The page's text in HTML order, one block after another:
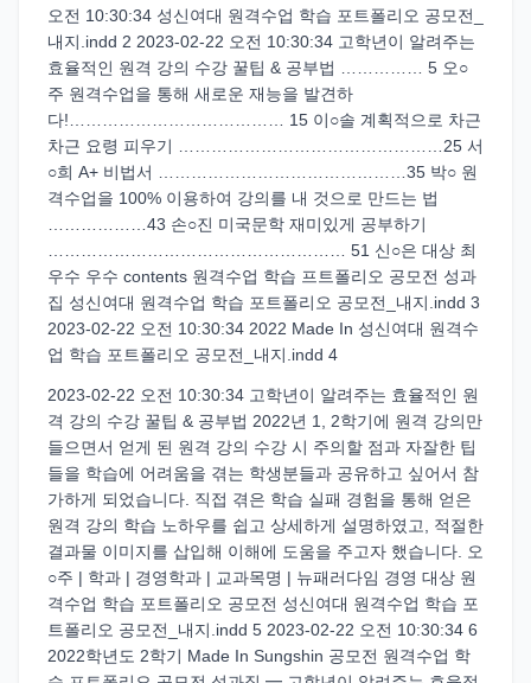
오전 10:30:34 성신여대 원격수업 학습 포트폴리오 공모전_
내지.indd 2 2023-02-22 오전 10:30:34 고학년이 알려주는
효율적인 원격 강의 수강 꿀팁 & 공부법 …………… 5 오○
주 원격수업을 통해 새로운 재능을 발견하
다!………………………………… 15 이○솔 계획적으로 차근
차근 요령 피우기 …………………………………………25 서
○희 A+ 비법서 ………………………………………35 박○ 원
격수업을 100% 이용하여 강의를 내 것으로 만드는 법
………………43 손○진 미국문학 재미있게 공부하기
……………………………………………… 51 신○은 대상 최
우수 우수 contents 원격수업 학습 프트폴리오 공모전 성과
집 성신여대 원격수업 학습 포트폴리오 공모전_내지.indd 3
2023-02-22 오전 10:30:34 2022 Made In 성신여대 원격수
업 학습 포트폴리오 공모전_내지.indd 4
2023-02-22 오전 10:30:34 고학년이 알려주는 효율적인 원
격 강의 수강 꿀팁 & 공부법 2022년 1, 2학기에 원격 강의만
들으면서 얻게 된 원격 강의 수강 시 주의할 점과 자잘한 팁
들을 학습에 어려움을 겪는 학생분들과 공유하고 싶어서 참
가하게 되었습니다. 직접 겪은 학습 실패 경험을 통해 얻은
원격 강의 학습 노하우를 쉽고 상세하게 설명하였고, 적절한
결과물 이미지를 삽입해 이해에 도움을 주고자 했습니다. 오
○주 | 학과 | 경영학과 | 교과목명 | 뉴패러다임 경영 대상 원
격수업 학습 포트폴리오 공모전 성신여대 원격수업 학습 포
트폴리오 공모전_내지.indd 5 2023-02-22 오전 10:30:34 6
2022학년도 2학기 Made In Sungshin 공모전 원격수업 학